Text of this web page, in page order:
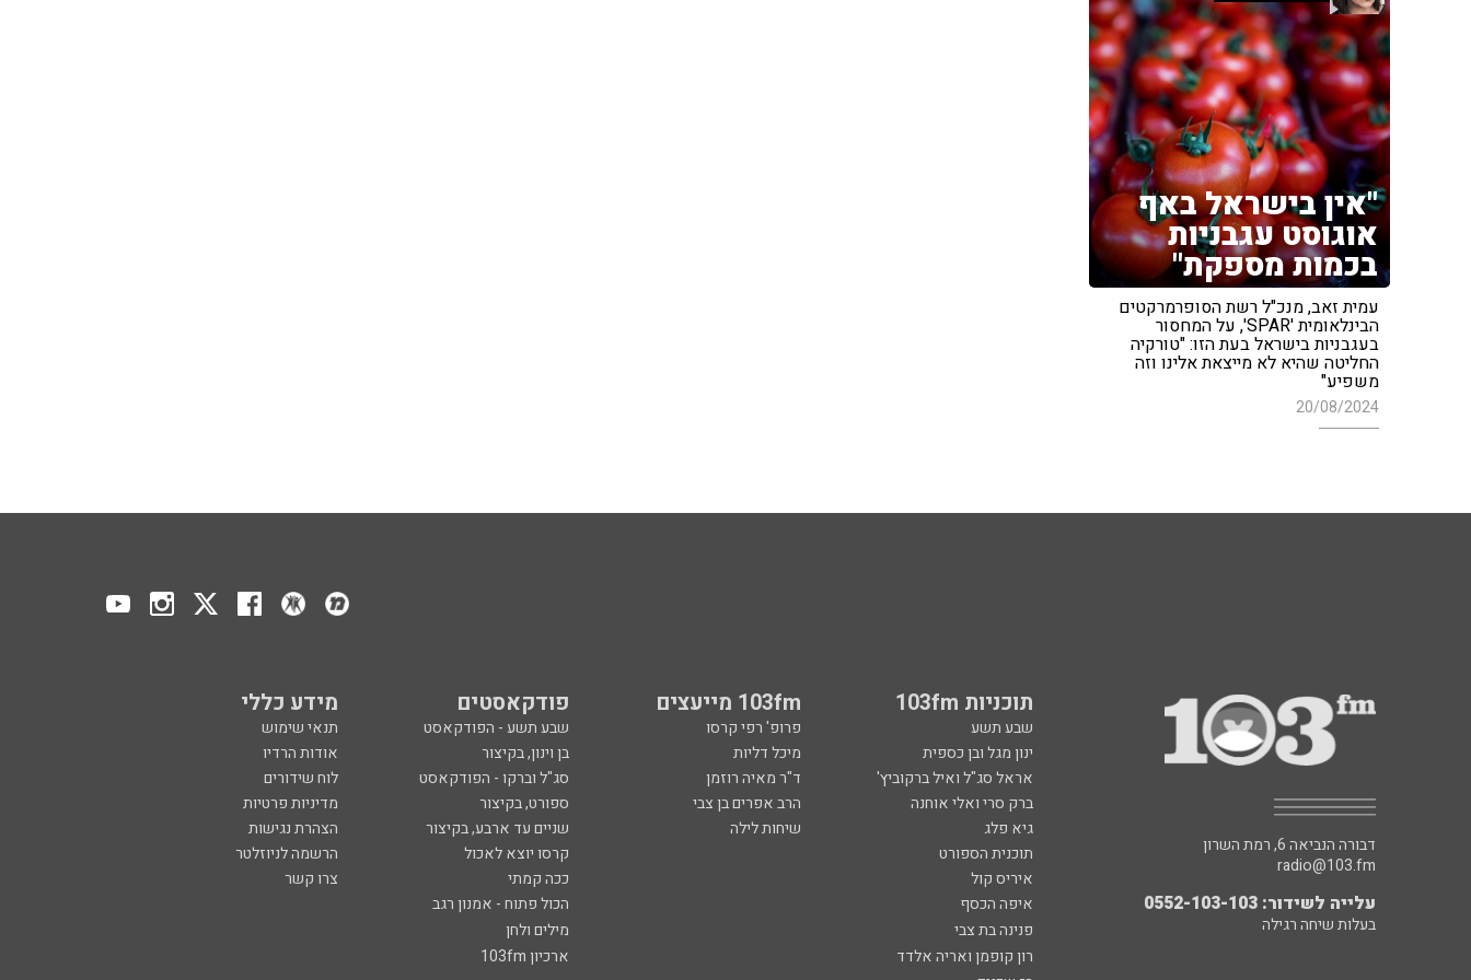
"אין בישראל באף
אוגוסט עגבניות
בכמות מספקת"
עמית זאב, מנכ"ל רשת הסופרמרקטים
הבינלאומית 'SPAR', על המחסור
בעגבניות בישראל בעת הזו: "טורקיה
החליטה שהיא לא מייצאת אלינו וזה
משפיע"
20/08/2024
תוכניות 103fm 103fm מייעצים פודקאסטים מידע כללי
שבע תשע פרופ' רפי קרסו שבע תשע - הפודקאסט
תנאי שימוש
ינון מגל ובן כספית
מיכל דליות בן וינון, בקיצור
אודות הרדיו
אראל סג"ל ואיל ברקוביץ'
ד"ר מאיה רוזמן סג"ל וברקו - הפודקאסט
לוח שידורים
ברק סרי ואלי אוחנה
הרב אפרים בן צבי ספורט, בקיצור
מדיניות פרטיות
גיא פלג
שיחות לילה שניים עד ארבע, בקיצור
הצהרת נגישות
תוכנית הספורט
קרסו יוצא לאכול
הרשמה לניוזלטר
איריס קול
ככה קמתי
צרו קשר
איפה הכסף
הכול פתוח - אמנון רגב
פנינה בת צבי
מילים ולחן
רון קופמן ואריה אלדד
ארכיון 103fm
דבורה הנביאה 6, רמת השרון
radio@103.fm
עלייה לשידור: 0552-103-103
בעלות שיחה רגילה